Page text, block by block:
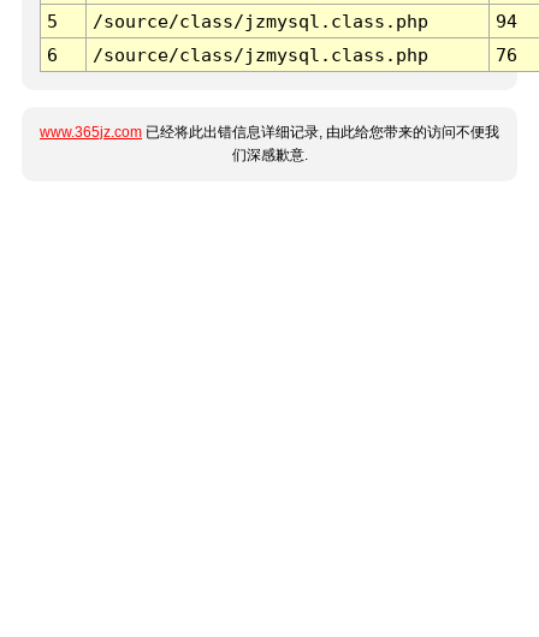
5
/source/class/jzmysql.class.php
94
6
/source/class/jzmysql.class.php 76
www.365jz.com 已经将此出错信息详细记录, 由此给您带来的访问不便我
们深感歉意.